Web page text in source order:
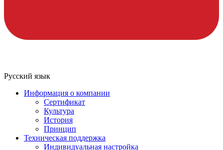
Русский язык
Информация о компании
Сертификат
Культура
История
Принцип
Техническая поддержка
Индивидуальная настройка